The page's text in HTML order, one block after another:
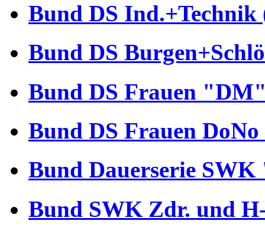
Bund DS Ind.+Technik
Bund DS
Bund DS Frauen
Bund DS Frauen
Bund Dauerserie
Bund SWK Zdr. und